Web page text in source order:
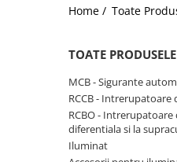
2 Module (2P)
3 Module (3P)
4 Module (3P+N)
Home / Toate
TOATE PRODUSELE
MCB - Sigurante
RCCB -
RCBO -
diferentiala si la
Iluminat